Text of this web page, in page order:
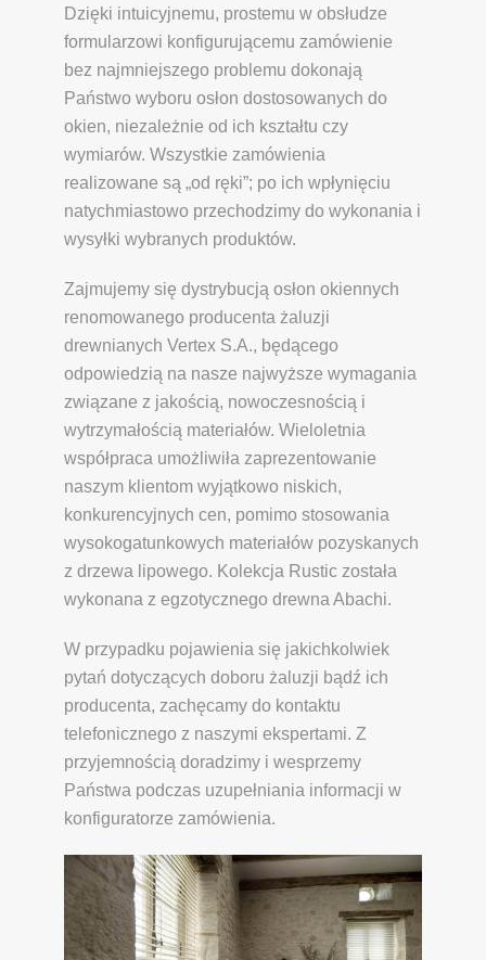
Dzięki intuicyjnemu, prostemu w obsłudze
formularzowi konfigurującemu zamówienie
bez najmniejszego problemu dokonają
Państwo wyboru osłon dostosowanych do
okien, niezależnie od ich kształtu czy
wymiarów. Wszystkie zamówienia
realizowane są „od ręki”; po ich wpłynięciu
natychmiastowo przechodzimy do wykonania i
wysyłki wybranych produktów.
Zajmujemy się dystrybucją osłon okiennych
renomowanego producenta żaluzji
drewnianych Vertex S.A., będącego
odpowiedzią na nasze najwyższe wymagania
związane z jakością, nowoczesnością i
wytrzymałością materiałów. Wieloletnia
współpraca umożliwiła zaprezentowanie
naszym klientom wyjątkowo niskich,
konkurencyjnych cen, pomimo stosowania
wysokogatunkowych materiałów pozyskanych
z drzewa lipowego. Kolekcja Rustic została
wykonana z egzotycznego drewna Abachi.
W przypadku pojawienia się jakichkolwiek
pytań dotyczących doboru żaluzji bądź ich
producenta, zachęcamy do kontaktu
telefonicznego z naszymi ekspertami. Z
przyjemnością doradzimy i wesprzemy
Państwa podczas uzupełniania informacji w
konfiguratorze zamówienia.